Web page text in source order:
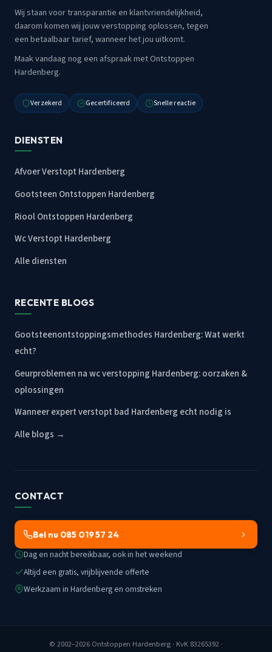
Wij staan voor transparantie en klantvriendelijkheid,
daarom komen wij jouw verstopping oplossen, tegen
een betaalbaar tarief, wanneer het jou uitkomt.
Maak vandaag nog een afspraak met Ontstoppen
Hardenberg.
Verzekerd Gecertificeerd Snelle reactie
DIENSTEN
Afvoer Verstopt Hardenberg
Gootsteen Ontstoppen Hardenberg
Riool Ontstoppen Hardenberg
Wc Verstopt Hardenberg
Alle diensten
RECENTE BLOGS
Gootsteenontstoppingsmethodes Hardenberg: Wat werkt
echt?
Geurproblemen na wc verstopping Hardenberg: oorzaken &
oplossingen
Wanneer expert verstopt bad Hardenberg echt nodig is
Alle blogs →
CONTACT
Bel nu 085 019 57 24
Dag en nacht bereikbaar, ook in het weekend
Altijd een gratis, vrijblijvende offerte
Werkzaam in Hardenberg en omstreken
© 2002–2026 Ontstoppen Hardenberg · KvK 83265392 ·